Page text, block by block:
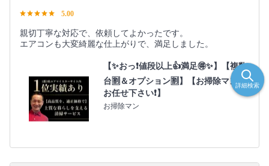
5.00
親切丁寧な対応で、依頼してよかったです。
エアコンも大変綺麗な仕上がりで、満足しました。
【✨おっ❗値段以上👍満足🉐✨】【複数
台🈹＆オプション🈹】【お掃除マンに
お任せ下さい❗】
お掃除マン
詳細検索